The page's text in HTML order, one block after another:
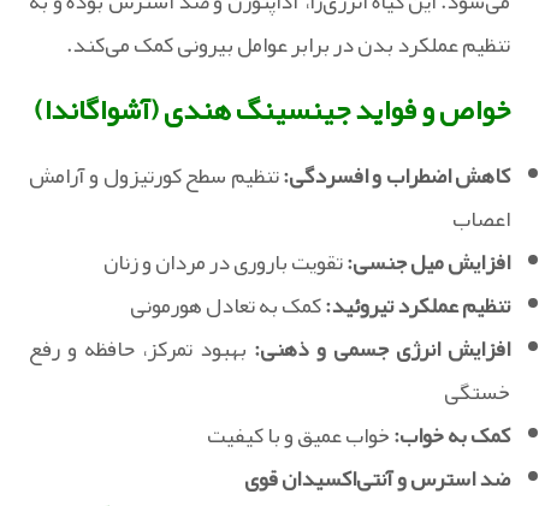
تنظیم عملکرد بدن در برابر عوامل بیرونی کمک می‌کند.
خواص و فواید جینسینگ هندی (آشواگاندا)
کاهش اضطراب و افسردگی:تنظیم سطح کورتیزول و آرامش
اعصاب
افزایش میل جنسی:تقویت باروری در مردان و زنان
تنظیم عملکرد تیروئید:کمک به تعادل هورمونی
افزایش انرژی جسمی و ذهنی: بهبود تمرکز، حافظه و رفع
خستگی
کمک به خواب:خواب عمیق و با کیفیت
ضد استرس و آنتی‌اکسیدان قوی